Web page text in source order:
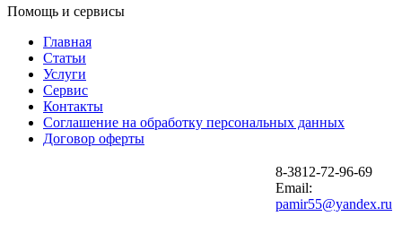
Помощь и сервисы
Главная
Статьи
Услуги
Сервис
Контакты
Соглашение на обработку персональных данных
Договор оферты
8-3812-72-96-69
Email:
pamir55@yandex.ru